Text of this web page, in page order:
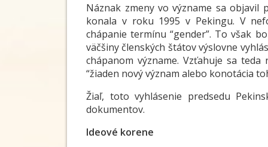
Náznak zmeny vo význame sa objavil
konala v roku 1995 v Pekingu. V
chápanie termínu “gender”. To však
väčšiny členských štátov výslovne
chápanom význame. Vzťahuje sa
“žiaden nový význam alebo konotácia
Žiaľ, toto vyhlásenie predsedu
dokumentov.
Ideové korene